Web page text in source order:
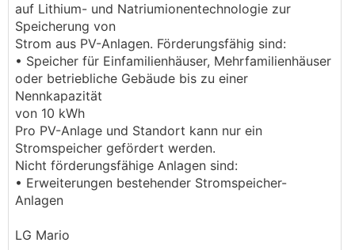
auf Lithium- und Natriumionentechnologie zur
Speicherung von
Strom aus PV-Anlagen. Förderungsfähig sind:
• Speicher für Einfamilienhäuser, Mehrfamilienhäuser
oder betriebliche Gebäude bis zu einer
Nennkapazität
von 10 kWh
Pro PV-Anlage und Standort kann nur ein
Stromspeicher gefördert werden.
Nicht förderungsfähige Anlagen sind:
• Erweiterungen bestehender Stromspeicher-
Anlagen
LG Mario